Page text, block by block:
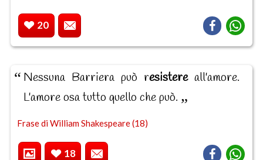
20
Nessuna Barriera può resistereall'amore.
L'amore osa tutto quello che può.
Frase di William Shakespeare (18)
18